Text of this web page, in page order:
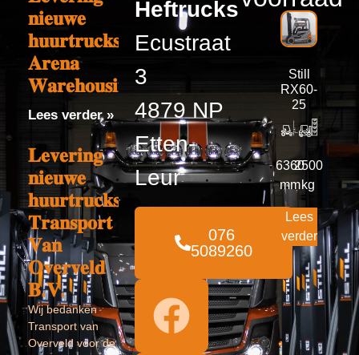
𝐧𝐢𝐞𝐮𝐰𝐞
𝐡𝐮𝐮𝐫𝐭𝐫𝐮𝐜𝐤𝐬
𝐀𝐫𝐞𝐧𝐚
𝐖𝐚𝐫𝐞𝐡𝐨𝐮𝐬𝐢𝐧𝐠
Lees verder »
𝐋𝐞𝐯𝐞𝐫𝐢𝐧𝐠
𝐧𝐢𝐞𝐮𝐰𝐞
𝐡𝐮𝐮𝐫𝐭𝐫𝐮𝐜𝐤𝐬
𝐓𝐫𝐚𝐧𝐬𝐩𝐨𝐫𝐭
𝐕𝐚𝐧
𝐎𝐯𝐞𝐫𝐯𝐞𝐥𝐝
𝐁.𝐕.
Wij bedanken
Transport van
Overveld voor de
Heftrucks
Ecustraat
3
4879 NP
Etten-
Leur
076
5089260
Still
RX60-
25
6360
mm
2500
kg
Lees
verder